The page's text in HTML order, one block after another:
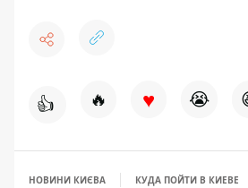
👍 🔥 ♥ 😭
НОВИНИ КИЄВА КУДА ПОЙТИ В КИЕВЕ